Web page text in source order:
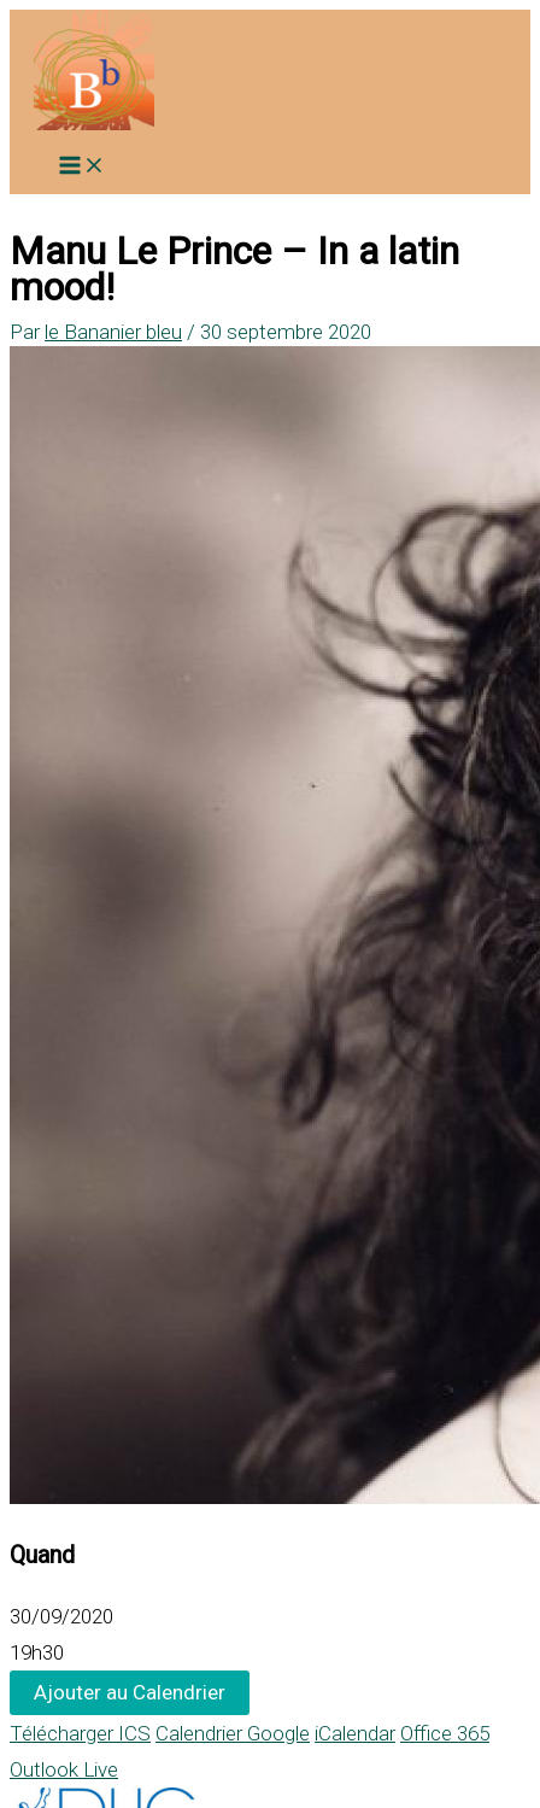
contenu
Manu Le Prince – In a latin
mood!
Par le Bananier bleu / 30 septembre 2020
Quand
30/09/2020
19h30
Ajouter au Calendrier
Télécharger ICS Calendrier Google iCalendar Office 365
Outlook Live